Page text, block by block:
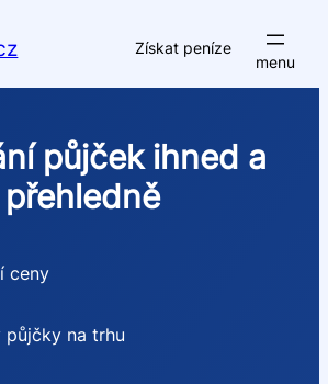
Získat peníze
půjček ihned a
přehledně
ceny
půjčky na trhu